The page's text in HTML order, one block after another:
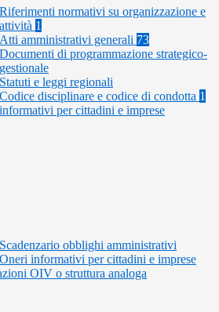
Riferimenti normativi su organizzazione e
attività 1
Atti amministrativi generali 73
Documenti di programmazione strategico-
gestionale
Statuti e leggi regionali
Codice disciplinare e codice di condotta 1
per cittadini e imprese
Scadenzario obblighi amministrativi
Oneri informativi per cittadini e imprese
OIV o struttura analoga